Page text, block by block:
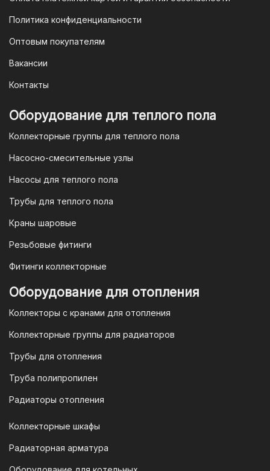
3. Оплата по QR-коду
— это QR-код. После оформления
заказа мы предоставим вам
уникальный QR-код, который можно
приложении вашего банка. Это быстро,
удобно и безопасно.
юридических лиц
Для наших корпоративных клиентов
мы предлагаем безналичную оплату по
выставим вам счет, который можно
оплатить в течение 3 рабочих дней.
организаций и ИП необходимо
связаться с оптовым отделом
электронную почту
opt@mail.ru
Гарантия и условия гарантии
Политика конфиденциальности
Оптовым покупателям
Вакансии
Контакты
Оборудование для теплого пола
Коллекторные группы для теплого пола
Насосно-смесительные узлы
Насосы для теплого пола
Трубы для теплого пола
Краны шаровые
Резьбовые фитинги
Фитинги коллекторные
Оборудование для отопления
Коллекторы с кранами для отопления
Коллекторные группы для радиаторов
Трубы для отопления
Труба полипропилен
Радиаторы отопления
Коллекторные шкафы
Радиаторная арматура